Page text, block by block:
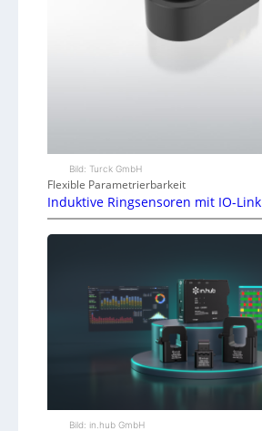
Bild: Turck GmbH
Flexible Parametrierbarkeit
Induktive Ringsensoren mit IO-Link
Bild: in.hub GmbH